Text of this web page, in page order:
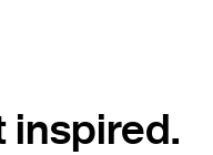
inspired.